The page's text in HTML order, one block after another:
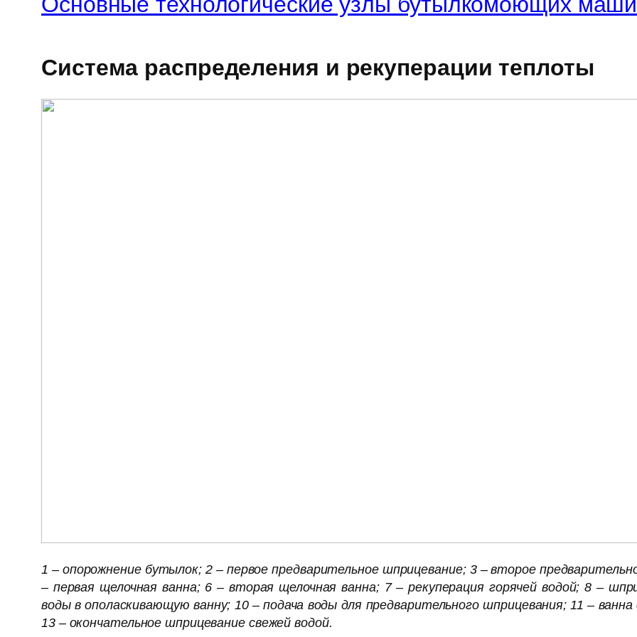
Система распределения и рекуперации теплоты
1 – опорожнение бутылок; 2 – первое предварительное шприцевание; 3 – второе
– первая щелочная ванна; 6 – вторая щелочная ванна; 7 – рекуперация горячей водой; 8 –
воды в ополаскивающую ванну; 10 – подача воды для предварительного шприцевания; 11 – ванна
13 – окончательное шприцевание свежей водой.